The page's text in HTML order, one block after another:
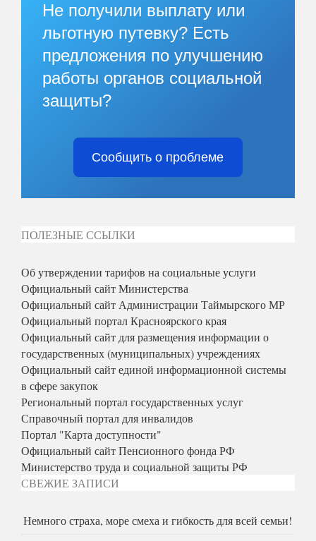
Не получили выплату или
льготную путевку? Есть
предложения по улучшению
работы органов социальной
защиты?
Сообщить о проблеме
ПОЛЕЗНЫЕ ССЫЛКИ
Об утверждении тарифов на социальные услуги
Официальный сайт Министерства
Официальный сайт Администрации Таймырского МР
Официальный портал Красноярского края
Официальный сайт для размещения информации о
государственных (муниципальных) учреждениях
Официальный сайт единой информационной системы
в сфере закупок
Региональный портал государственных услуг
Справочный портал для инвалидов
Портал "Карта доступности"
Официальный сайт Пенсионного фонда РФ
Министерство труда и социальной защиты РФ
СВЕЖИЕ ЗАПИСИ
Немного страха, море смеха и гибкость для всей семьи!